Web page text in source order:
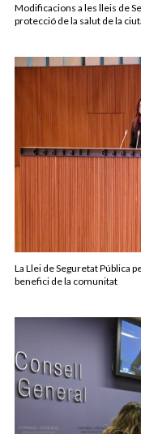
Modificacions a les lleis de
protecció de la salut de la
La Llei de Seguretat Pública
benefici de la comunitat